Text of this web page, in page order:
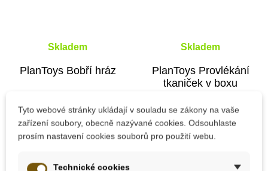
Skladem
PlanToys Bobří hráz
718 Kč1 025 Kč
Skladem
PlanToys Provlékání
tkaniček v boxu
595 Kč
Tyto webové stránky ukládají v souladu se zákony na vaše
zařízení soubory, obecně nazývané cookies. Odsouhlaste
prosím nastavení cookies souborů pro použití webu.
Technické cookies